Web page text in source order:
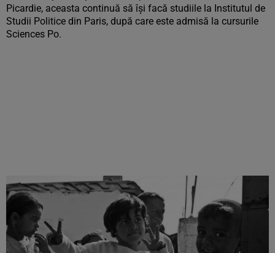
Picardie, aceasta continuă să îşi facă studiile la Institutul de
Studii Politice din Paris, după care este admisă la cursurile
Sciences Po.